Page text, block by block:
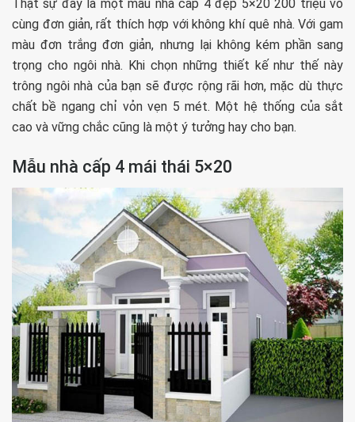
Thật sự đây là một mẫu nhà cấp 4 đẹp 5×20 200 triệu vô
cùng đơn giản, rất thích hợp với không khí quê nhà. Với gam
màu đơn trắng đơn giản, nhưng lại không kém phần sang
trọng cho ngôi nhà. Khi chọn những thiết kế như thế này
trông ngôi nhà của bạn sẽ được rộng rãi hơn, mặc dù thực
chất bề ngang chỉ vỏn vẹn 5 mét. Một hệ thống của sắt
cao và vững chắc cũng là một ý tưởng hay cho bạn.
Mẫu nhà cấp 4 mái thái 5×20